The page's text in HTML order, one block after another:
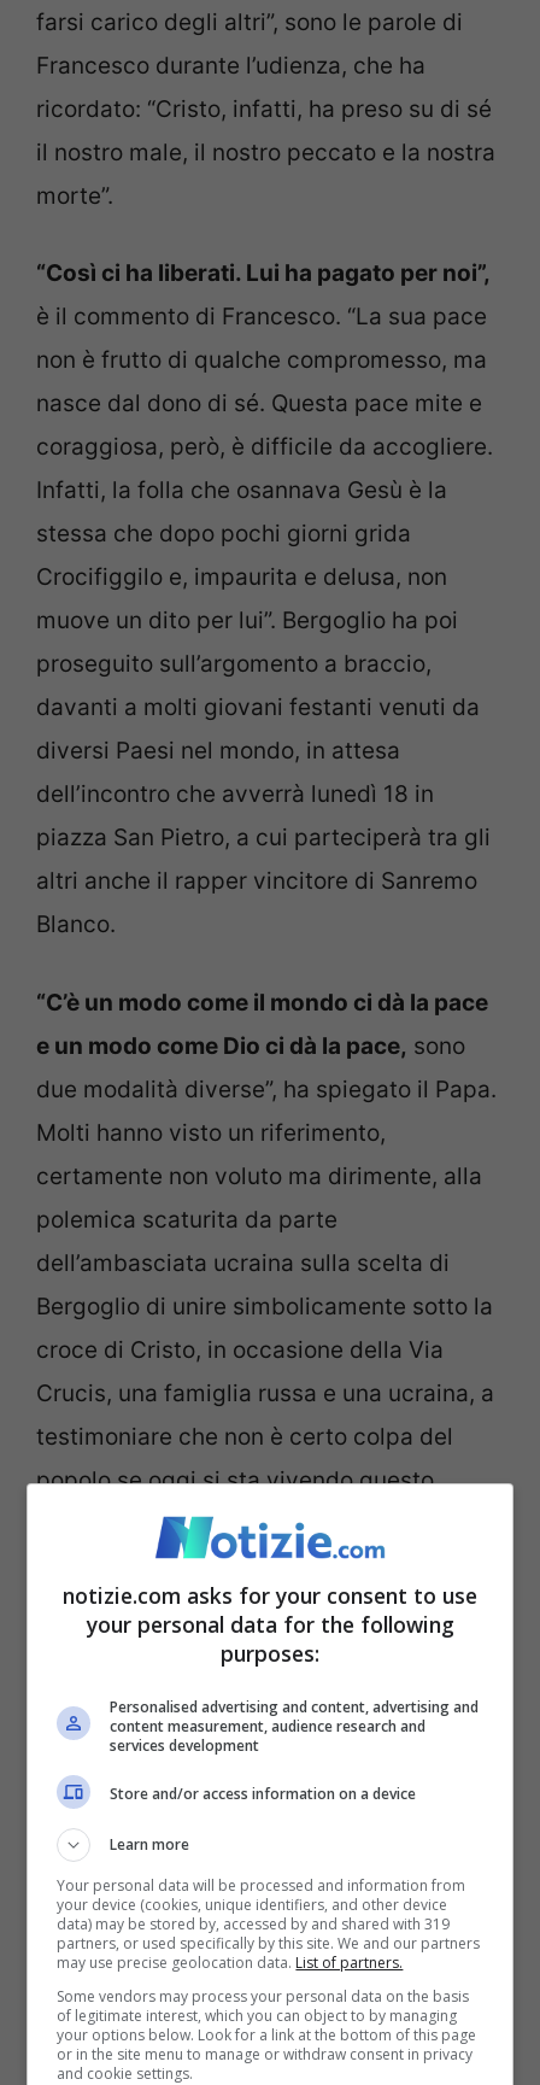
farsi carico degli altri”, sono le parole di
Francesco durante l’udienza, che ha
ricordato: “Cristo, infatti, ha preso su di sé
il nostro male, il nostro peccato e la nostra
morte”.
“Così ci ha liberati. Lui ha pagato per noi”,
è il commento di Francesco. “La sua pace
non è frutto di qualche compromesso, ma
nasce dal dono di sé. Questa pace mite e
coraggiosa, però, è difficile da accogliere.
Infatti, la folla che osannava Gesù è la
stessa che dopo pochi giorni grida
Crocifiggilo e, impaurita e delusa, non
muove un dito per lui”. Bergoglio ha poi
proseguito sull’argomento a braccio,
davanti a molti giovani festanti venuti da
diversi Paesi nel mondo, in attesa
dell’incontro che avverrà lunedì 18 in
piazza San Pietro, a cui parteciperà tra gli
altri anche il rapper vincitore di Sanremo
Blanco.
“C’è un modo come il mondo ci dà la pace
e un modo come Dio ci dà la pace, sono
due modalità diverse”, ha spiegato il Papa.
Molti hanno visto un riferimento,
certamente non voluto ma dirimente, alla
polemica scaturita da parte
dell’ambasciata ucraina sulla scelta di
Bergoglio di unire simbolicamente sotto la
croce di Cristo, in occasione della Via
Crucis, una famiglia russa e una ucraina, a
testimoniare che non è certo colpa del
popolo se oggi si sta vivendo questo
dramma in Ucraina e in tante altre parti del
La polemica sollevata
Un modo diverso di fare la pace che però
non sembra essere stato colto né
dall’ambasciatore ucraino né tantomeno
dal capo della Chiesa greco-cattolica,
l’arcivescovo maggiore di Kyiv-Halyč,
Shevchuk, che ha definito i testi
incriminato della meditazione preparata
per la XIII stazione della Via Crucis al
notizie.com asks for your consent to use
your personal data for the following
purposes:
Personalised advertising and content, advertising and
content measurement, audience research and
services development
Store and/or access information on a device
Learn more
Your personal data will be processed and information from
your device (cookies, unique identifiers, and other device
data) may be stored by, accessed by and shared with 319
partners, or used specifically by this site. We and our partners
may use precise geolocation data. List of partners.
Some vendors may process your personal data on the basis
of legitimate interest, which you can object to by managing
your options below. Look for a link at the bottom of this page
or in the site menu to manage or withdraw consent in privacy
and cookie settings.